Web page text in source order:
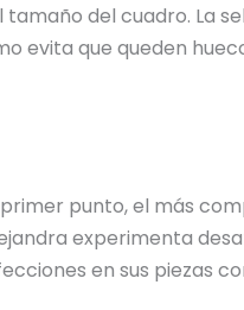
del cuadro. La
evita que queden
punto, el más
experimenta
en sus piezas